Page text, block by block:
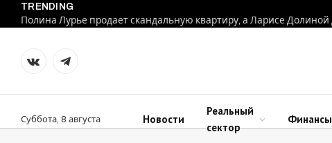
TRENDING
VKontakteTelegram
Суббота, 8 августа Новости
Реальный
сектор
Финансы